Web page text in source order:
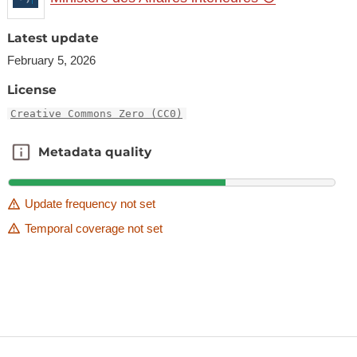
Latest update
February 5, 2026
License
Creative Commons Zero (CC0)
Metadata quality
Metadata quality
Update frequency not set
Temporal coverage not set